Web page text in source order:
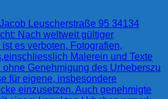
Leuscherstraße 95 34134
Nach weltweit gültiger
es verboten, Fotografien,
Malerein und Texte
ohne Genehmigung des Urheberszu
für eigene, insbesondere
einzusetzen. Auch genehmigte